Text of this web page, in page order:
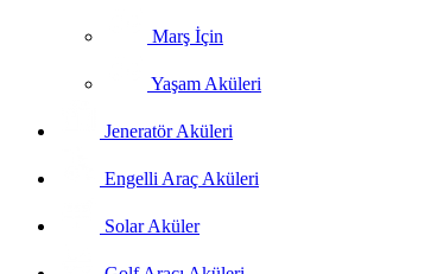
Marş İçin
Yaşam Aküleri
Jeneratör Aküleri
Engelli Araç Aküleri
Solar Aküler